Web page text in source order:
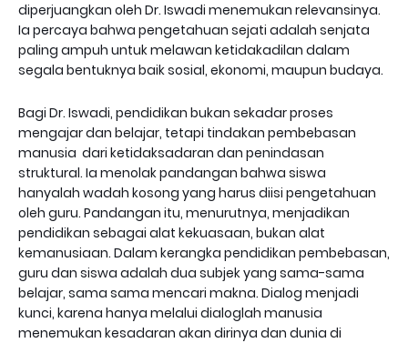
diperjuangkan oleh Dr. Iswadi menemukan relevansinya.
Ia percaya bahwa pengetahuan sejati adalah senjata
paling ampuh untuk melawan ketidakadilan dalam
segala bentuknya baik sosial, ekonomi, maupun budaya.
Bagi Dr. Iswadi, pendidikan bukan sekadar proses
mengajar dan belajar, tetapi tindakan pembebasan
manusia dari ketidaksadaran dan penindasan
struktural. Ia menolak pandangan bahwa siswa
hanyalah wadah kosong yang harus diisi pengetahuan
oleh guru. Pandangan itu, menurutnya, menjadikan
pendidikan sebagai alat kekuasaan, bukan alat
kemanusiaan. Dalam kerangka pendidikan pembebasan,
guru dan siswa adalah dua subjek yang sama-sama
belajar, sama sama mencari makna. Dialog menjadi
kunci, karena hanya melalui dialoglah manusia
menemukan kesadaran akan dirinya dan dunia di